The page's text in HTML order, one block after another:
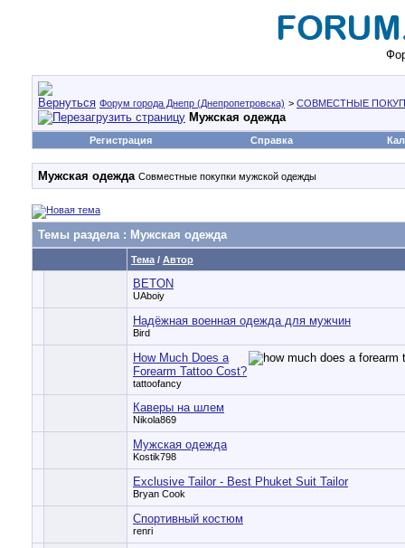
Форум города Днепр (Днепропетровска) > СОВМЕСТНЫЕ
Мужская одежда
Регистрация Справка
Мужская одежда Совместные покупки мужской одежды
Темы раздела: Мужская одежда
Тема / Автор
BETON
UAboiy
Надёжная военная одежда для мужчин
Bird
How Much Does a
Forearm Tattoo Cost?
tattoofancy
Каверы на шлем
Nikola869
Мужская одежда
Kostik798
Exclusive Tailor - Best Phuket Suit Tailor
Bryan Cook
Спортивный костюм
renri